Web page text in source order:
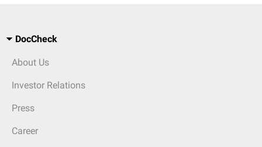
DocCheck
About Us
Investor Relations
Press
Career